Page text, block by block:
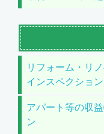
リフォーム・リ
インスペクション
アパート等の収
ン